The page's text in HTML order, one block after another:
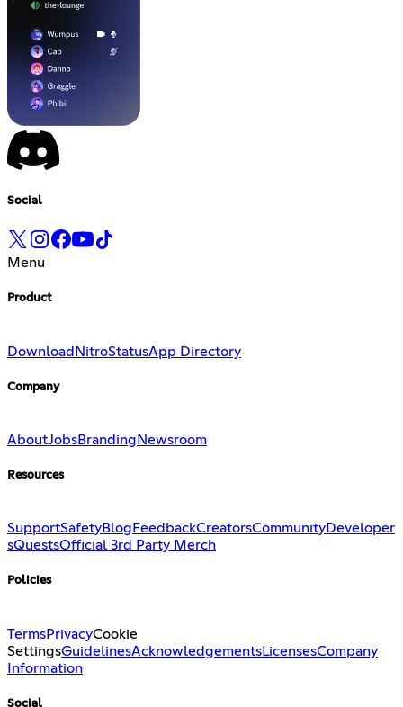
Social
Menu
Product
DownloadNitroStatusApp Directory
Company
AboutJobsBranding Newsroom
Resources
SupportSafetyBlog FeedbackCreatorsCommunityDeveloper
sQuestsOfficial 3rd Party Merch
Policies
TermsPrivacyCookie
SettingsGuidelinesAcknowledgementsLicensesCompany
Information
Social